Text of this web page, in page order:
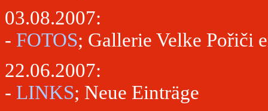
03.08.2007:
- FOTOS; Gallerie Velke Pořiči
22.06.2007:
- LINKS; Neue Einträge